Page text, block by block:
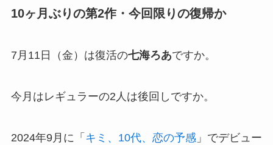
10ヶ月ぶりの第2作・今回限りの復帰か
7月11日（金）は復活の七海ろあですか。
今月はレギュラーの2人は後回しですか。
2024年9月に「 キミ、10代、恋の予感」でデビュー